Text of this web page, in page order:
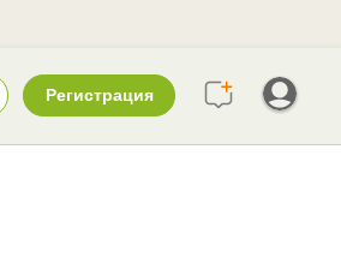
Регистрация